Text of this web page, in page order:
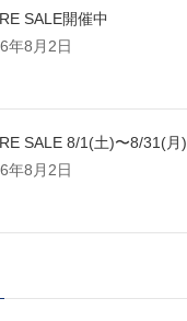
SALE開催中
年8月2日
SALE 8/1(土)〜8/31(月)
年8月2日